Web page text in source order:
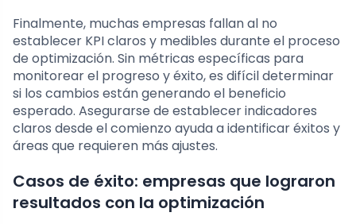
Finalmente, muchas empresas fallan al no
establecer KPI claros y medibles durante el proceso
de optimización. Sin métricas específicas para
monitorear el progreso y éxito, es difícil determinar
si los cambios están generando el beneficio
esperado. Asegurarse de establecer indicadores
claros desde el comienzo ayuda a identificar éxitos y
áreas que requieren más ajustes.
Casos de éxito: empresas que lograron
resultados con la optimización